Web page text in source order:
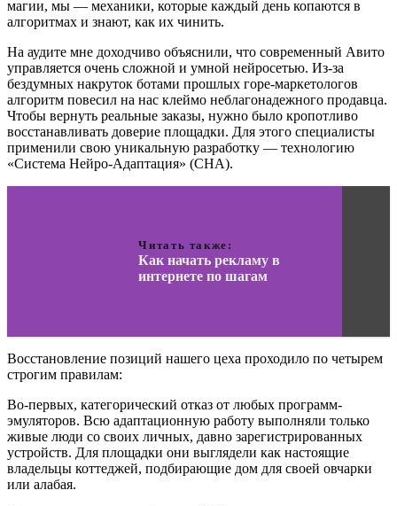
магии, мы — механики, которые каждый день копаются в
алгоритмах и знают, как их чинить.
На аудите мне доходчиво объяснили, что современный Авито
управляется очень сложной и умной нейросетью. Из-за
бездумных накруток ботами прошлых горе-маркетологов
алгоритм повесил на нас клеймо неблагонадежного продавца.
Чтобы вернуть реальные заказы, нужно было кропотливо
восстанавливать доверие площадки. Для этого специалисты
применили свою уникальную разработку — технологию
«Система Нейро-Адаптация» (СНА).
Читать также:
Как начать рекламу в
интернете по шагам
Восстановление позиций нашего цеха проходило по четырем
строгим правилам:
Во-первых, категорический отказ от любых программ-
эмуляторов. Всю адаптационную работу выполняли только
живые люди со своих личных, давно зарегистрированных
устройств. Для площадки они выглядели как настоящие
владельцы коттеджей, подбирающие дом для своей овчарки
или алабая.